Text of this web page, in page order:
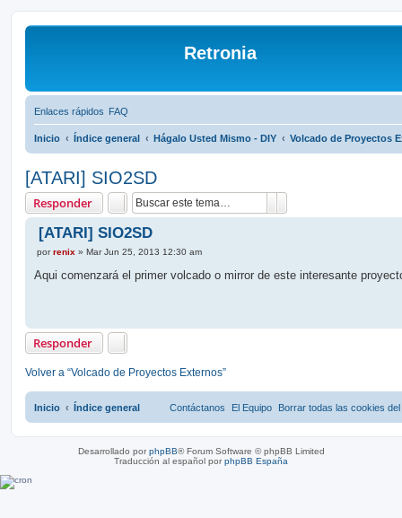
Retronia
Enlaces rápidos FAQ
Inicio Índice general Hágalo Usted Mismo - DIY Volcado de Proyectos
[ATARI] SIO2SD
Responder
[ATARI] SIO2SD
M
n
porrenix » Mar Jun 25, 2013 12:30 am
Aqui comenzará el primer volcado o mirror de este interesante
Responder
Volver a “Volcado de Proyectos Externos”
Inicio Índice general Borrar todas las cookies del
El Equipo
Contáctanos
Desarrollado porphpBB® Forum Software © phpBB Limited
Traducción al español porphpBB España